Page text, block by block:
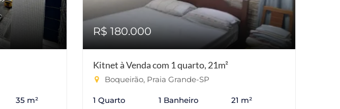
35 m²
R$ 180.000
Kitnet à Venda com 1 quarto, 21m²
Boqueirão, Praia Grande-SP
1 Quarto 1 Banheiro 21 m²